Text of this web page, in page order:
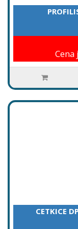
CETKICE